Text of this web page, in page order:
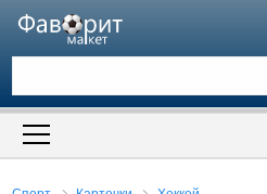
Искать также в описании